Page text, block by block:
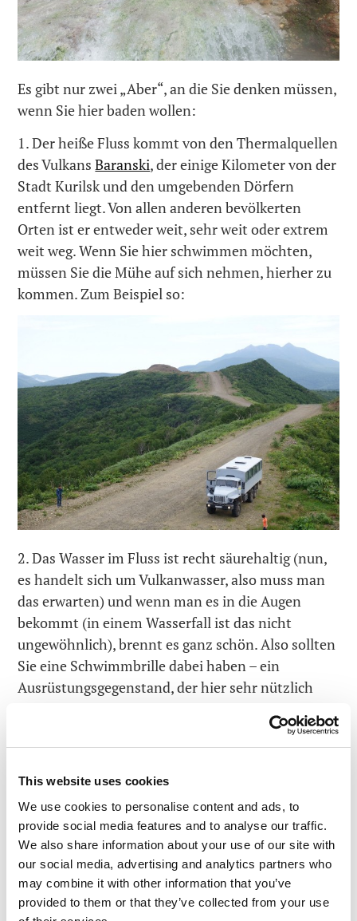
This website uses cookies
We use cookies to personalise content and ads, to
provide social media features and to analyse our traffic.
We also share information about your use of our site with
our social media, advertising and analytics partners who
may combine it with other information that you’ve
provided to them or that they’ve collected from your use
Es gibt nur zwei „Aber“, an die Sie denken müssen,
wenn Sie hier baden wollen:
1. Der heiße Fluss kommt von den Thermalquellen
des VulkansBaranski, der einige Kilometer von der
Stadt Kurilsk und den umgebenden Dörfern
entfernt liegt. Von allen anderen bevölkerten
Orten ist er entweder weit, sehr weit oder extrem
weit weg. Wenn Sie hier schwimmen möchten,
müssen Sie die Mühe auf sich nehmen, hierher zu
kommen. Zum Beispiel so:
2. Das Wasser im Fluss ist recht säurehaltig (nun,
es handelt sich um Vulkanwasser, also muss man
das erwarten) und wenn man es in die Augen
bekommt (in einem Wasserfall ist das nicht
ungewöhnlich), brennt es ganz schön. Also sollten
Sie eine Schwimmbrille dabei haben – ein
Ausrüstungsgegenstand, der hier sehr nützlich
Silberschmuck auf – der verträgt das saure Wasser
auch nicht so gut. Ach ja, stellen Sie auch sicher,
dass Sie ein paar Bier dabei haben – das perfekte
und Wasserfällen!
Wenn Sie hier zum ersten Mal von derultimativen
Fragegehört haben, bedeutet das, dass es höchste
Zeit für Sie ist, die unsterblichenGeschichtenvon
Douglas Adams kennen zu lernen. Dann können Sie